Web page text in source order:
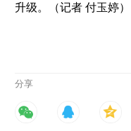
升级。（记者 付玉婷）
分享